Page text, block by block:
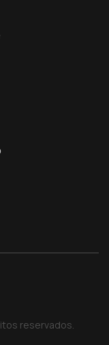
reservados.